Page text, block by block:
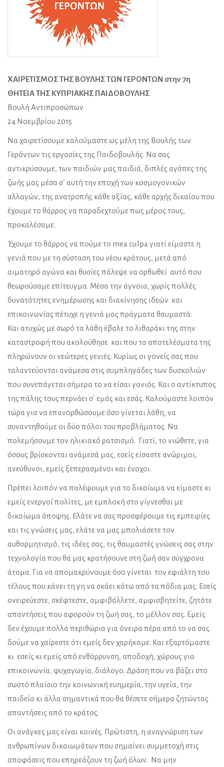
ΧΑΙΡΕΤΙΣΜΟΣ ΤΗΣ ΒΟΥΛΗΣ ΤΩΝ ΓΕΡΟΝΤΩΝ στην 7η
ΘΗΤΕΙΑ ΤΗΣ ΚΥΠΡΙΑΚΗΣ ΠΑΙΔΟΒΟΥΛΗΣ
Βουλή Aντιπροσώπων
24 Νοεμβρίου 2015
Να χαιρετίσουμε καλούμαστε ως μέλη της Βουλής των
Γερόντων τις εργασίες της Παιδοβουλής. Να σας
αντικρύσουμε, των παιδιών μας παιδιά, διπλές αγάπες της
ζωής μας μέσα σ΄ αυτή την εποχή των κοσμογονικών
αλλαγών, της ανατροπής κάθε αξίας, κάθε αρχής δικαίου που
έχουμε το θάρρος να παραδεχτούμε πως μέρος τους,
προκαλέσαμε.
Έχουμε το θάρρος να πούμε το mea culpa γιατί είμαστε η
γενιά που με τη σύσταση του νέου κράτους, μετά από
αιματηρό αγώνα και θυσίες πάλεψε να ορθωθεί αυτό που
θεωρούσαμε επίτευγμα. Μέσα την άγνοια, χωρίς πολλές
δυνατότητες ενημέρωσης και διακίνησης ιδεών και
επικοινωνίας πέτυχε η γενιά μας πράγματα θαυμαστά.
Και ατυχώς με σωρό τα λάθη έβαλε το λιθαράκι της στην
καταστροφή που ακολούθησε και που τα αποτελέσματα της
πληρώνουν οι νεώτερες γενιές. Κυρίως οι γονείς σας που
ταλαντεύονται ανάμεσα στις συμπληγάδες των δυσκολιών
που συνεπάγεται σήμερα το να είσαι γονιός. Και ο αντίκτυπος
της πάλης τους περνάει σ΄ εμάς και εσάς. Καλούμαστε λοιπόν
τώρα για να επανορθώσουμε όσο γίνεται λάθη, να
συναντηθούμε οι δύο πόλοι του προβλήματος. Να
πολεμήσουμε τον ηλικιακό ρατσισμό. Γιατί, το νιώθετε, για
όσους βρίσκονται ανάμεσά μας, εσείς είσαστε ανώριμοι,
ανεύθυνοι, εμείς ξεπερασμένοι και ένοχοι.
Πρέπει λοιπόν να παλέψουμε για το δικαίωμα να είμαστε κι
εμείς ενεργοί πολίτες, με εμπλοκή στο γίγνεσθαι με
δικαίωμα άποψης. Ελάτε να σας προσφέρουμε τις εμπειρίες
και τις γνώσεις μας, ελάτε να μας μπολιάσετε τον
αυθορμητισμό, τις ιδέες σας, τις θαυμαστές γνώσεις σας στην
τεχνολογία που θα μας κρατήσουνε στη ζωή σαν σύγχρονα
άτομα. Για να απομακρύνουμε όσο γίνεται τον εφιάλτη του
τέλους που κάνει τη γη να σκάει κάτω από τα πόδια μας. Εσείς
ονειρεύεστε, σκέφτεστε, αμφιβάλλετε, αμφισβητείτε, ζητάτε
απαντήσεις που αφορούν τη ζωή σας, το μέλλον σας. Εμείς
δεν έχουμε πολλά περιθώρια για όνειρα πέρα από το να σας
δούμε να χαίρεστε ότι εμείς δεν χαρήκαμε. Και εξαρτόμαστε
κι εσείς κι εμείς από ενθάρρυνση, αποδοχή, χώρους για
επικοινωνία, ψυχαγωγία, διάλογο. Δράση που να βάζει στο
σωστό πλαίσιο την κοινωνική ευημερία, την υγεία, την
παιδεία κι άλλα σημαντικά που θα θέσετε σήμερα ζητώντας
απαντήσεις από το κράτος.
Οι ανάγκες μας είναι κοινές. Πρώτιστη, η αναγνώριση των
ανθρωπίνων δικαιωμάτων που σημαίνει συμμετοχή στις
αποφάσεις που επηρεάζουν τη ζωή όλων. Να μην